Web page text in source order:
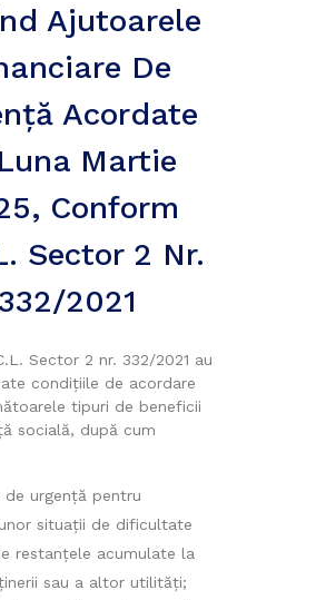
Ajutoarele
De
Acordate
Martie
Conform
Sector 2 Nr.
2021
Sector 2 nr. 332/2021 au
condițiile de acordare
tipuri de beneficii
socială, după cum
de urgență pentru
situații de dificultate
restanțele acumulate la
sau a altor utilități;